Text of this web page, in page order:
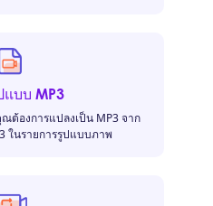
แบบ MP3
ต้องการแปลงเป็น MP3 จาก
ในรายการรูปแบบภาพ